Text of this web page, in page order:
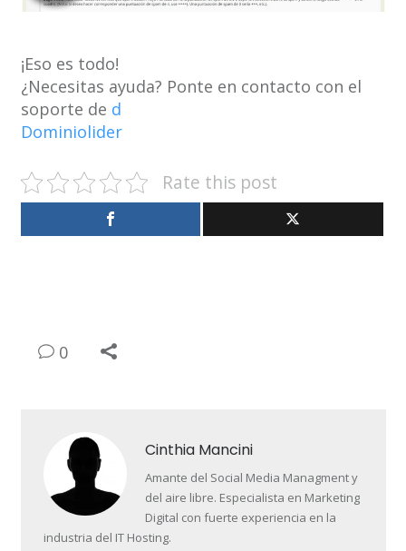
¡Eso es todo!
¿Necesitas ayuda? Ponte en contacto con el
soporte de d
Dominiolider
Rate this post
0
Cinthia Mancini
Amante del Social Media Managment y
del aire libre. Especialista en Marketing
Digital con fuerte experiencia en la
industria del IT Hosting.